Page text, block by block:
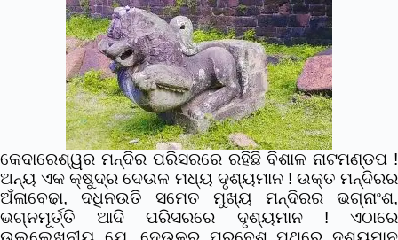
କେଦାରେଶ୍ୱର ମନ୍ଦିର ପରିସରରେ ରହିଛି ବିଶାଳ ନାଟମଣ୍ଡପ !
ଅନ୍ୟ ଏକ କ୍ଷୁଦ୍ର ଦେଉଳ ମଧ୍ୟ ଦୃଶ୍ୟମାନ ! ଉକ୍ତ ମନ୍ଦିରର
ଅଁଳାବେଢା, ଦଧିନଉତି ସମେତ ମୁଖ୍ୟ ମନ୍ଦିରର ଭଗ୍ନାଂଶ,
ଭଗ୍ନମୂର୍ତ୍ତି ଆଦି ପରିସରରେ ଦୃଶ୍ୟମାନ ! ଏଠାରେ